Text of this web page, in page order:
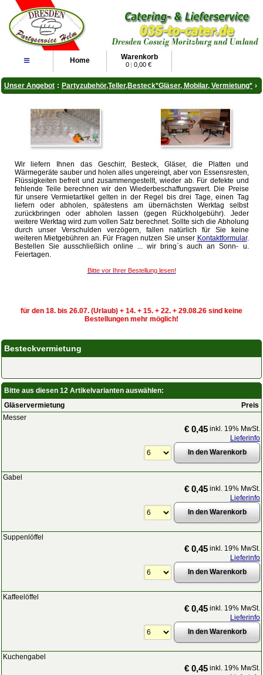
≡ Home Warenkorb
0 | 0,00 €
Unser Angebot : Partyzubehör,Teller,Besteck*Gläser, Mobilar, Vermietung* ›
Wir liefern Ihnen das Geschirr, Besteck, Gläser, die Platten und
Wärmegeräte sauber und holen alles ungereingt, aber von Essensresten,
Flüssigkeiten befreit und zusammengestellt, wieder ab. Für defekte und
fehlende Teile berechnen wir den Wiederbeschaffungswert. Die Preise
für unsere Vermietartikel gelten in der Regel bis drei Tage, einen Tag
liefern oder abholen, spätestens am übernächsten Werktag selbst
zurückbringen oder abholen lassen (gegen Rückholgebühr). Jeder
weitere Werktag wird zum vollen Satz berechnet. Sollte sich die Abholung
durch unser Verschulden verzögern, fallen natürlich für Sie keine
weiteren Mietgebühren an. Für Fragen nutzen Sie unser Kontaktformular.
Bestellen Sie ausschließlich online ... wir bring`s auch an Sonn- u.
Feiertagen.
Bitte vor Ihrer Bestellung lesen!
für den 18. bis 26.07. (Urlaub) + 14. + 15. + 22. + 29.08.26 sind keine
Bestellungen mehr möglich!
Besteckvermietung
Bitte aus diesen 12 Artikelvarianten auswählen:
Gläservermietung
Preis
Messer
€ 0,45 inkl. 19% MwSt.
Lieferinfo
Gabel
€ 0,45 inkl. 19% MwSt.
Lieferinfo
Suppenlöffel
€ 0,45 inkl. 19% MwSt.
Lieferinfo
Kaffeelöffel
€ 0,45 inkl. 19% MwSt.
Lieferinfo
Kuchengabel
€ 0,45 inkl. 19% MwSt.